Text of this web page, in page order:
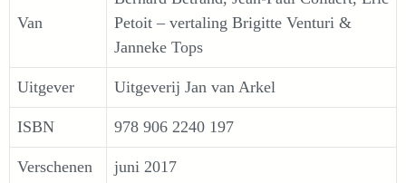
Van
Petoit – vertaling Brigitte Venturi &
Janneke Tops
Uitgever Uitgeverij Jan van Arkel
ISBN 978 906 2240 197
Verschenen juni 2017